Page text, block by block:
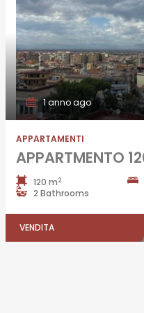
1 anno ago
APPARTAMENTI
120 m2
2 Bathrooms
VENDITA